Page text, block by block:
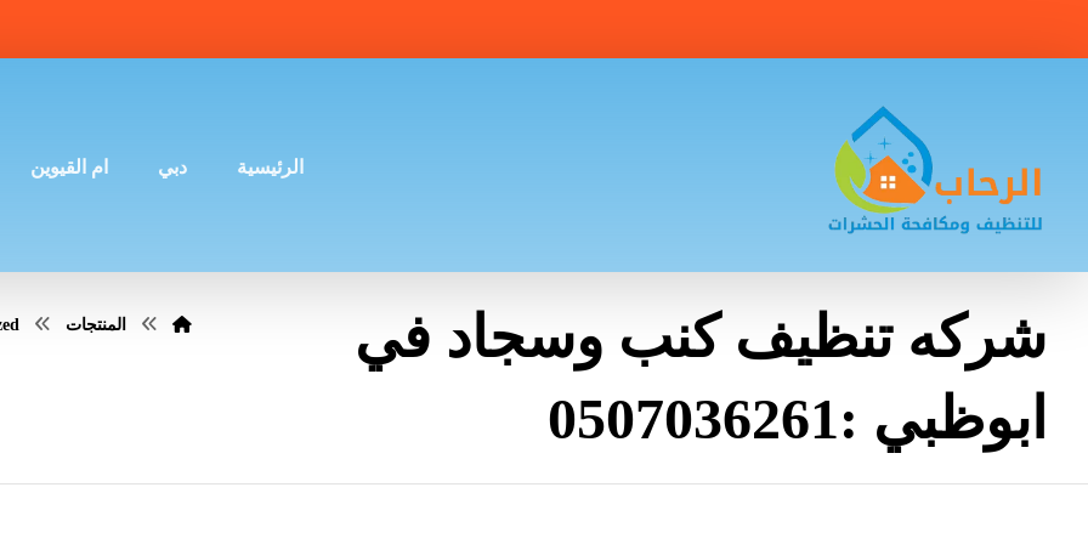
الرئيسية دبي ام القيوين
شركه تنظيف كنب وسجاد في
ابوظبي :0507036261
المنتجات